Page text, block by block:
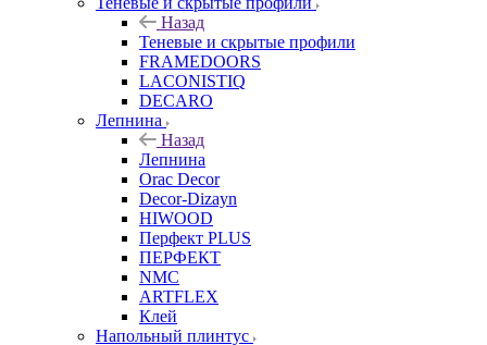
Назад
Теневые и скрытые профили
FRAMEDOORS
LACONISTIQ
DECARO
Лепнина
Назад
Лепнина
Orac Decor
Decor-Dizayn
HIWOOD
Перфект PLUS
ПЕРФЕКТ
NMC
ARTFLEX
Клей
Напольный плинтус